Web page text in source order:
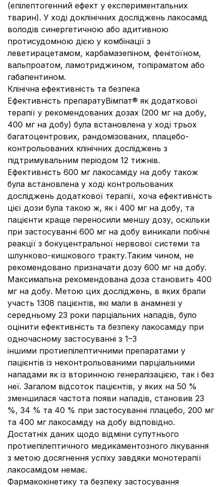
(епілептогенний ефект у експериментальних
тварин). У ході доклінічних досліджень лакосамід
володів синергетичною або адитивною
протисудомною дією у комбінації з
леветирацетамом, карбамазепіном, фенітоїном,
вальпроатом, ламотриджином, топіраматом або
габапентином.
Клінічна ефективність та безпека
Ефективність препаратуВімпат® як додаткової
терапії у рекомендованих дозах (200 мг на добу,
400 мг на добу) була встановлена у ході трьох
багатоцентрових, рандомізованих, плацебо-
контрольованих клінічних досліджень з
підтримувальним періодом 12 тижнів.
Ефективність 600 мг лакосаміду на добу також
була встановлена у ході контрольованих
досліджень додаткової терапії, хоча ефективність
цієї дози була такою ж, як і 400 мг на добу, та
пацієнти краще переносили меншу дозу, оскільки
при застосуванні 600 мг на добу виникали побічні
реакції з бокуцентральної нервової системи та
шлунково-кишкового тракту.Таким чином, не
рекомендовано призначати дозу 600 мг на добу.
Максимальна рекомендована доза становить 400
мг на добу. Метою цих досліджень, в яких брали
участь 1308 пацієнтів, які мали в анамнезі у
середньому 23 роки парціальних нападів, було
оцінити ефективність та безпеку лакосаміду при
одночасному застосуванні з 1–3
іншими протиепілептичними препаратами у
пацієнтів із неконтрольованими парціальними
нападами як із вторинною генералізацією, так і без
неї. Загалом відсоток пацієнтів, у яких на 50 %
зменшилася частота появи нападів, становив 23
%, 34 % та 40 % при застосуванні плацебо, 200 мг
та 400 мг лакосаміду на добу відповідно.
Достатніх даних щодо відміни супутнього
протиепілептичного медикаментозного лікування
з метою досягнення успіху завдяки монотерапії
лакосамідом немає.
Фармакокінетику та безпеку застосування